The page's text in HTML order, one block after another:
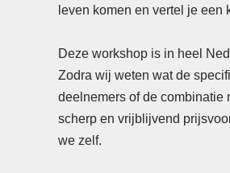
leven komen en vertel je een
Deze workshop is in heel
Zodra wij weten wat de
deelnemers of de combinatie
scherp en vrijblijvend
we zelf.